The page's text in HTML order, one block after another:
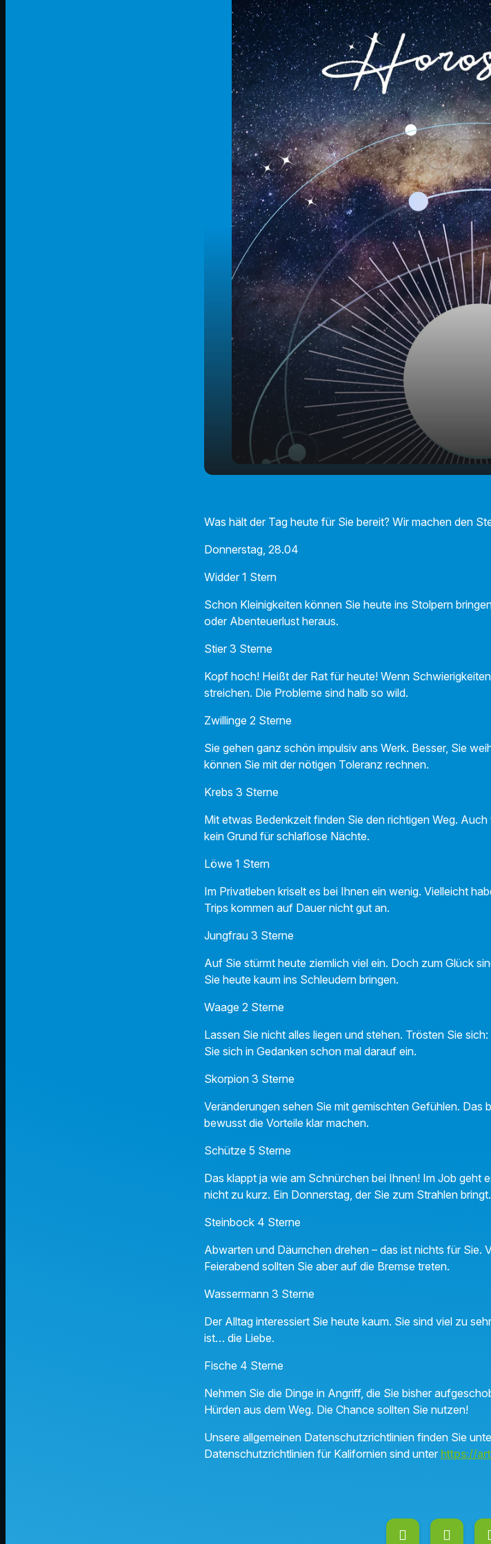
Was hält der Tag heute für Sie bereit? Wir machen den
Donnerstag, 28.04
Widder 1 Stern
Schon Kleinigkeiten können Sie heute ins Stolpern
oder Abenteuerlust heraus.
Stier 3 Sterne
Kopf hoch! Heißt der Rat für heute! Wenn
streichen. Die Probleme sind halb so wild.
Zwillinge 2 Sterne
Sie gehen ganz schön impulsiv ans Werk. Besser, Sie
können Sie mit der nötigen Toleranz rechnen.
Krebs 3 Sterne
Mit etwas Bedenkzeit finden Sie den richtigen Weg.
kein Grund für schlaflose Nächte.
Löwe 1 Stern
Im Privatleben kriselt es bei Ihnen ein wenig. Vielleicht
Trips kommen auf Dauer nicht gut an.
Jungfrau 3 Sterne
Auf Sie stürmt heute ziemlich viel ein. Doch zum Glück
Sie heute kaum ins Schleudern bringen.
Waage 2 Sterne
Lassen Sie nicht alles liegen und stehen. Trösten Sie
Sie sich in Gedanken schon mal darauf ein.
Skorpion 3 Sterne
Veränderungen sehen Sie mit gemischten Gefühlen. Das
bewusst die Vorteile klar machen.
Schütze 5 Sterne
Das klappt ja wie am Schnürchen bei Ihnen! Im Job geht
nicht zu kurz. Ein Donnerstag, der Sie zum Strahlen bringt.
Steinbock 4 Sterne
Abwarten und Däumchen drehen – das ist nichts für Sie.
Feierabend sollten Sie aber auf die Bremse treten.
Wassermann 3 Sterne
Der Alltag interessiert Sie heute kaum. Sie sind viel zu
ist… die Liebe.
Fische 4 Sterne
Nehmen Sie die Dinge in Angriff, die Sie bisher
Hürden aus dem Weg. Die Chance sollten Sie nutzen!
Unsere allgemeinen Datenschutzrichtlinien finden Sie
Datenschutzrichtlinien für Kalifornien sind unter https://